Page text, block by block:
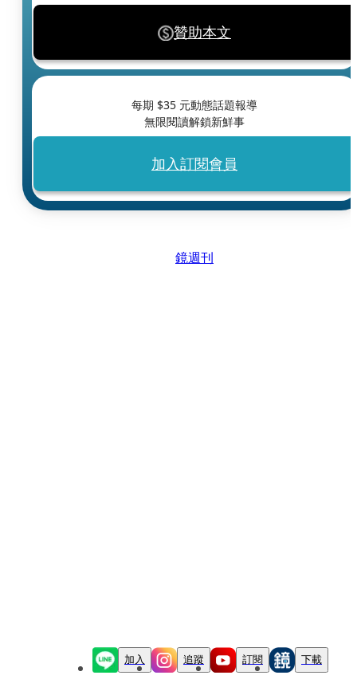
贊助本文
每期 $35 元動態話題報導
無限閱讀解鎖新鮮事
加入訂閱會員
鏡週刊
加入 追蹤 訂閱 下載